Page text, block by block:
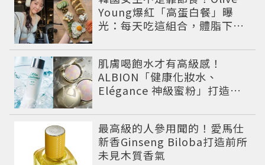
Young爆紅「高蛋白餐」曝
光：每天吃這組合，體脂下降
肌膚喝飽水才有高級感！
ALBION「健康化妝水、
Elégance 神級蜜粉」打造今
最高級的人參用聞的！愛馬仕
新香Ginseng Biloba打造前所
未見木質香氣